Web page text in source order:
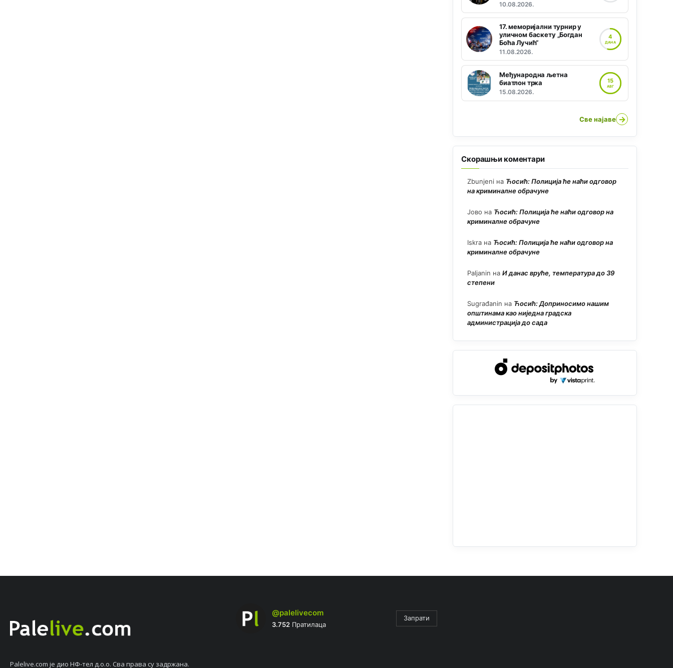
10.08.2026.
17. меморијални турнир у
уличном баскету „Богдан
Боћа Лучић“
11.08.2026.
4
ДАНА
Међународна љетна
биатлон трка
15.08.2026.
15
АВГ
Све најаве →
Скорашњи коментари
Zbunjeni на Ћосић: Полиција ће наћи одговор
на криминалне обрачуне
Јово на Ћосић: Полиција ће наћи одговор на
криминалне обрачуне
Iskra на Ћосић: Полиција ће наћи одговор на
криминалне обрачуне
Paljanin на И данас вруће, температура до 39
степени
Sugrađanin на Ћосић: Доприносимо нашим
општинама као ниједна градска
администрација до сада
Palelive.com јe дио НФ-тeл д.о.о. Сва права су задржана.
@palelivecom
3.752Пратилаца
Запрати